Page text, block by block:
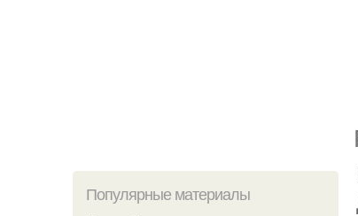
Популярные материалы